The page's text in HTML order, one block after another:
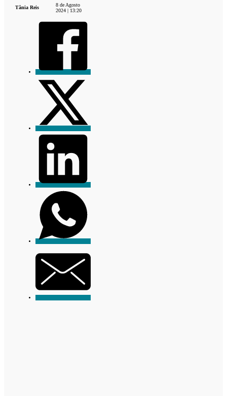
Tânia Reis
8 de Agosto
2024 | 13:20